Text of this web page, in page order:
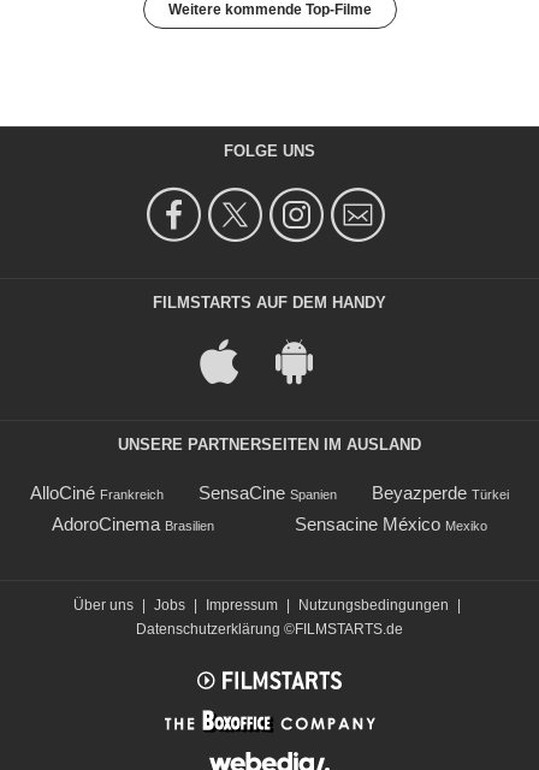
Weitere kommende Top-Filme
FOLGE UNS
FILMSTARTS AUF DEM HANDY
UNSERE PARTNERSEITEN IM AUSLAND
AlloCiné Frankreich SensaCine Spanien Beyazperde Türkei
AdoroCinema Brasilien Sensacine México Mexiko
Über uns | Jobs | Impressum | Nutzungsbedingungen
|
Datenschutzerklärung ©FILMSTARTS.de